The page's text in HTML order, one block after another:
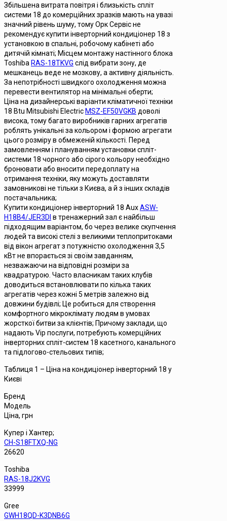
Збільшена витрата повітря і близькість спліт
системи 18 до комерційних зразків мають на увазі
значний рівень шуму, тому Орк Сервіс не
рекомендує купити інверторний кондиціонер 18 з
установкою в спальні, робочому кабінеті або
дитячій кімнаті; Місцем монтажу настінного блока
Toshiba RAS-18TKVG слід вибрати зону, де
мешканець веде не мозкову, а активну діяльність.
За непотрібності швидкого охолодження можна
перевести вентилятор на мінімальні оберти;
Ціна на дизайнерські варіанти кліматичної техніки
18 Btu Mitsubishi ElectricMSZ-EF50VGKB доволі
висока, тому багато виробників гарних агрегатів
роблять унікальні за кольором і формою агрегати
цього розміру в обмеженій кількості. Перед
замовленням і плануванням установки спліт-
системи 18 чорного або сірого кольору необхідно
бронювати або вносити передоплату на
отримання техніки, яку можуть доставляти
замовникові не тільки з Києва, а й з інших складів
постачальника;
Купити кондиціонер інверторний 18 AuxASW-
H18B4/JER3DI в тренажерний зал є найбільш
підходящим варіантом, бо через велике скупчення
людей та високі стелі з великими теплопритоками
від вікон агрегат з потужністю охолодження 3,5
кВт не впорається зі своїм завданням,
незважаючи на відповідні розміри за
квадратурою. Часто власникам таких клубів
доводиться встановлювати по кілька таких
агрегатів через кожні 5 метрів залежно від
довжини будівлі; Це робиться для створення
комфортного мікроклімату людям в умовах
жорсткої битви за клієнтів; Причому заклади, що
надають Vip послуги, потребують комерційних
інверторних спліт-систем 18 касетного, канального
та підлогово-стельових типів;
Таблиця 1 – Ціна на кондиціонер інверторний 18 у
Києві
Бренд
Модель
Ціна, грн
Купер і Хантер;
CH-S18FTXQ-NG
26620
Toshiba
RAS-18J2KVG
33999
Gree
GWH18QD-K3DNB6G